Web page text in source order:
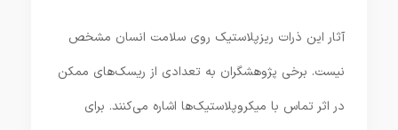
آثار این ذرات ریزپلاستیک روی سلامت انسان مشخص
نیست. برخی پژوهشگران به تعدادی از ریسک‌های ممکن
در اثر تماس با میکروپلاستیک‌ها اشاره می‌کنند. برای